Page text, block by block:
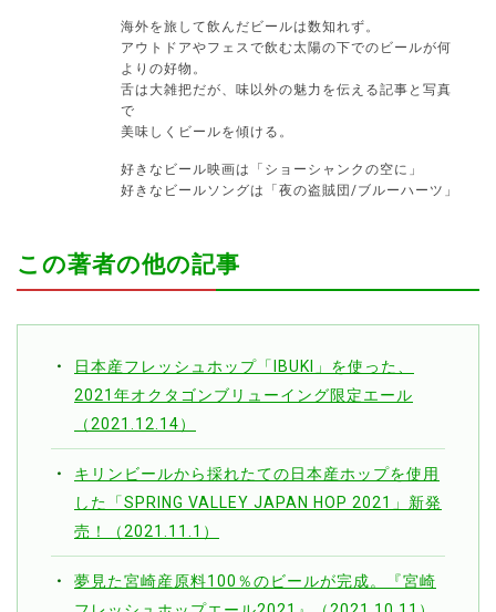
海外を旅して飲んだビールは数知れず。
アウトドアやフェスで飲む太陽の下でのビールが何
よりの好物。
舌は大雑把だが、味以外の魅力を伝える記事と写真
で
美味しくビールを傾ける。
好きなビール映画は「ショーシャンクの空に」
好きなビールソングは「夜の盗賊団/ブルーハーツ」
この著者の他の記事
日本産フレッシュホップ「IBUKI」を使った、
2021年オクタゴンブリューイング限定エール
（2021.12.14）
キリンビールから採れたての日本産ホップを使用
した「SPRING VALLEY JAPAN HOP 2021」新発
売！（2021.11.1）
夢見た宮崎産原料100％のビールが完成。『宮崎